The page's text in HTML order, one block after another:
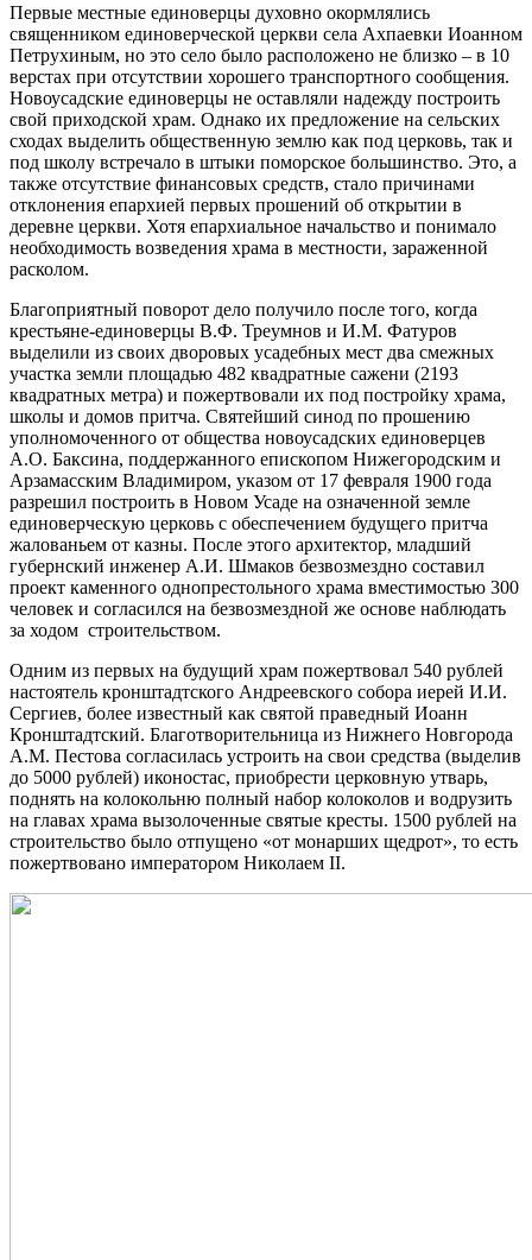
Первые местные единоверцы духовно окормлялись
священником единоверческой церкви села Ахпаевки Иоанном
Петрухиным, но это село было расположено не близко – в 10
верстах при отсутствии хорошего транспортного сообщения.
Новоусадские единоверцы не оставляли надежду построить
свой приходской храм. Однако их предложение на сельских
сходах выделить общественную землю как под церковь, так и
под школу встречало в штыки поморское большинство. Это, а
также отсутствие финансовых средств, стало причинами
отклонения епархией первых прошений об открытии в
деревне церкви. Хотя епархиальное начальство и понимало
необходимость возведения храма в местности, зараженной
расколом.
Благоприятный поворот дело получило после того, когда
крестьяне-единоверцы В.Ф. Треумнов и И.М. Фатуров
выделили из своих дворовых усадебных мест два смежных
участка земли площадью 482 квадратные сажени (2193
квадратных метра) и пожертвовали их под постройку храма,
школы и домов притча. Святейший синод по прошению
уполномоченного от общества новоусадских единоверцев
А.О. Баксина, поддержанного епископом Нижегородским и
Арзамасским Владимиром, указом от 17 февраля 1900 года
разрешил построить в Новом Усаде на означенной земле
единоверческую церковь с обеспечением будущего притча
жалованьем от казны. После этого архитектор, младший
губернский инженер А.И. Шмаков безвозмездно составил
проект каменного однопрестольного храма вместимостью 300
человек и согласился на безвозмездной же основе наблюдать
за ходом строительством.
Одним из первых на будущий храм пожертвовал 540 рублей
настоятель кронштадтского Андреевского собора иерей И.И.
Сергиев, более известный как святой праведный Иоанн
Кронштадтский. Благотворительница из Нижнего Новгорода
А.М. Пестова согласилась устроить на свои средства (выделив
до 5000 рублей) иконостас, приобрести церковную утварь,
поднять на колокольню полный набор колоколов и водрузить
на главах храма вызолоченные святые кресты. 1500 рублей на
строительство было отпущено «от монарших щедрот», то есть
пожертвовано императором Николаем II.